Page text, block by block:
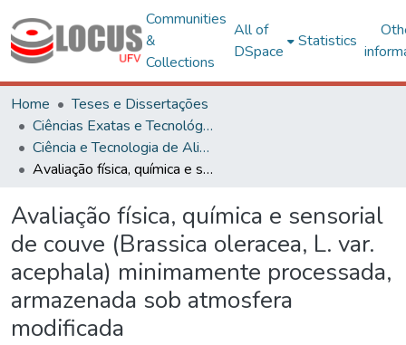
Communities
&
Collections
All of
DSpace
Statistics
Home
Teses e Dissertações
Ciências Exatas e Tecnológicas
Ciência e Tecnologia de Alimentos
Avaliação física, química e sensorial de couve (Brassica oleracea, L. var. acephala) minimamente processada, armazenada sob atmosfera modificada
Avaliação física, química e sensorial
de couve (Brassica oleracea, L. var.
acephala) minimamente processada,
armazenada sob atmosfera
modificada